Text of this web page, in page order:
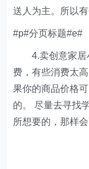
送人为主。所以
#p#分页标题#e#
4.卖创意家居
费，有些消费太
果你的商品价格
的。 尽量去寻找
所想要的，那样